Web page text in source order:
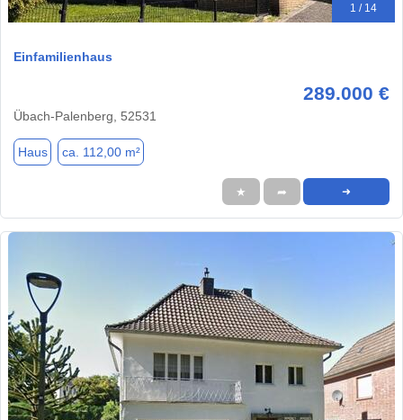
1 / 14
Einfamilienhaus
289.000 €
Übach-Palenberg, 52531
Haus ca. 112,00 m²
★ ➦ ➜